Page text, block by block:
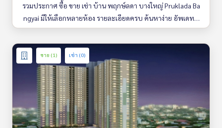
รวมประกาศ ซื้อ ขาย เช่า บ้าน พฤกษ์ลดา บางใหญ่ Pruklada Ba
ngyai มีให้เลือกหลายห้อง รายละเอียดครบ ค้นหาง่าย อัพเดททุ
กวัน
ขาย (1) เช่า (0)